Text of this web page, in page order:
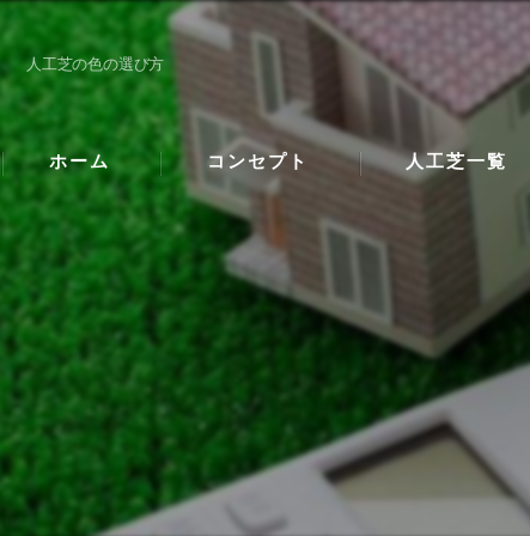
人工芝の色の選び方
ホーム コンセプト 人工芝一覧